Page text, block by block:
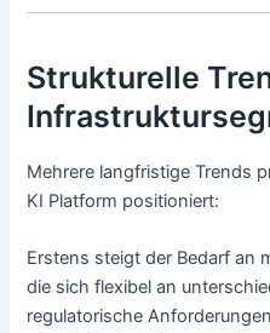
Strukturelle
Mehrere langfristige Trends
KI Platform positioniert:
Erstens steigt der Bedarf an
die sich flexibel an
regulatorische